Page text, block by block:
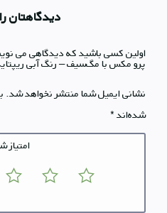
دیدگاهتان
پرو مکس با مگ‌سیف – رنگ آبی
نشانی ایمیل شما منتشر نخواهد شد.
شده‌اند*
امتیاز